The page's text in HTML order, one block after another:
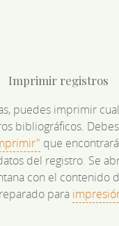
Imprimir registros
puedes imprimir
bibliográficos.
que
del registro. Se
con el contenido
para